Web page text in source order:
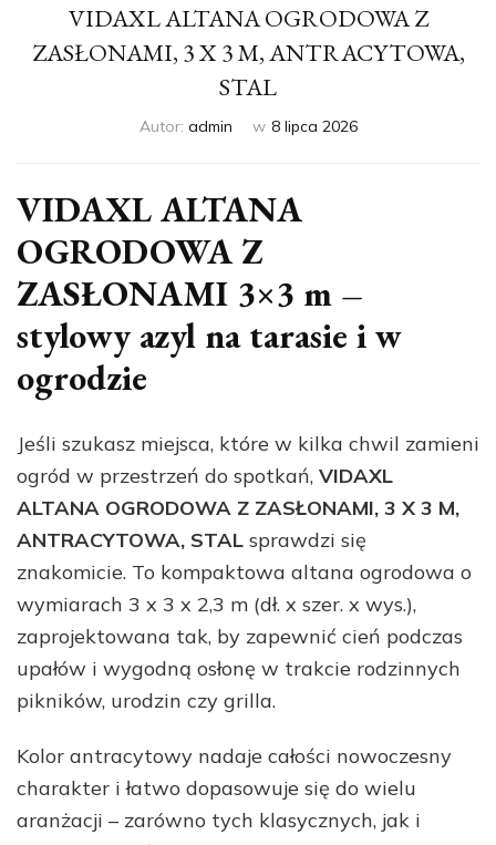
VIDAXL ALTANA OGRODOWA Z
ZASŁONAMI, 3 X 3 M, ANTRACYTOWA,
STAL
Autor: admin w 8 lipca 2026
VIDAXL ALTANA
OGRODOWA Z
ZASŁONAMI 3×3 m –
stylowy azyl na tarasie i w
ogrodzie
Jeśli szukasz miejsca, które w kilka chwil zamieni
ogród w przestrzeń do spotkań, VIDAXL
ALTANA OGRODOWA Z ZASŁONAMI, 3 X 3 M,
ANTRACYTOWA, STAL sprawdzi się
znakomicie. To kompaktowa altana ogrodowa o
wymiarach 3 x 3 x 2,3 m (dł. x szer. x wys.),
zaprojektowana tak, by zapewnić cień podczas
upałów i wygodną osłonę w trakcie rodzinnych
pikników, urodzin czy grilla.
Kolor antracytowy nadaje całości nowoczesny
charakter i łatwo dopasowuje się do wielu
aranżacji – zarówno tych klasycznych, jak i